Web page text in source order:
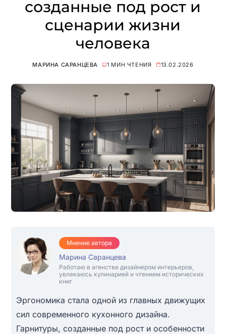
созданные под рост и
сценарии жизни
человека
МАРИНА САРАНЦЕВА 1 МИН ЧТЕНИЯ 13.02.2026
Мнение автора
Марина Саранцева
Работаю в агенстве дизайнером интерьеров,
увлекаюсь кулинарией и чтением исторических
книг
Эргономика стала одной из главных движущих
сил современного кухонного дизайна.
Гарнитуры, созданные под рост и особенности